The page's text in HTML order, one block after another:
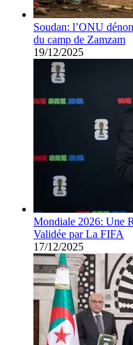
Soudan: l’ONU
du camp de Zamzam
19/12/2025
Mondiale 2026: Une
Validée par La FIFA
17/12/2025